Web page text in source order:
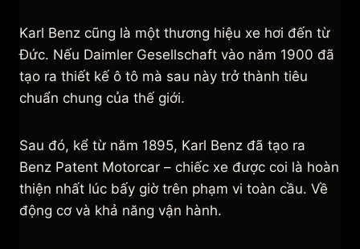
Karl Benz cũng là một thương hiệu xe hơi đến từ
Đức. Nếu Daimler Gesellschaft vào năm 1900 đã
tạo ra thiết kế ô tô mà sau này trở thành tiêu
chuẩn chung của thế giới.
Sau đó, kể từ năm 1895, Karl Benz đã tạo ra
Benz Patent Motorcar – chiếc xe được coi là hoàn
thiện nhất lúc bấy giờ trên phạm vi toàn cầu. Về
động cơ và khả năng vận hành.